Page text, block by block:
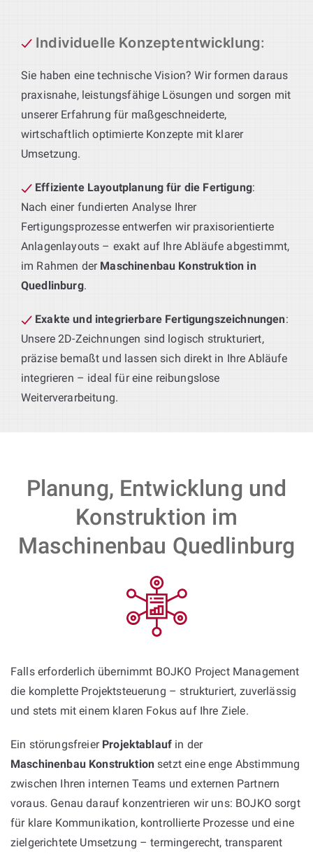
Individuelle Konzeptentwicklung:
Sie haben eine technische Vision? Wir formen daraus
praxisnahe, leistungsfähige Lösungen und sorgen mit
unserer Erfahrung für maßgeschneiderte,
wirtschaftlich optimierte Konzepte mit klarer
Umsetzung.
Effiziente Layoutplanung für die Fertigung:
Nach einer fundierten Analyse Ihrer
Fertigungsprozesse entwerfen wir praxisorientierte
Anlagenlayouts – exakt auf Ihre Abläufe abgestimmt,
im Rahmen der Maschinenbau Konstruktion in
Quedlinburg.
Exakte und integrierbare Fertigungszeichnungen:
Unsere 2D-Zeichnungen sind logisch strukturiert,
präzise bemaßt und lassen sich direkt in Ihre Abläufe
integrieren – ideal für eine reibungslose
Weiterverarbeitung.
Planung, Entwicklung und
Konstruktion im
Maschinenbau Quedlinburg
Falls erforderlich übernimmt BOJKO Project Management
die komplette Projektsteuerung – strukturiert, zuverlässig
und stets mit einem klaren Fokus auf Ihre Ziele.
Ein störungsfreier Projektablauf in der
Maschinenbau Konstruktion setzt eine enge Abstimmung
zwischen Ihren internen Teams und externen Partnern
voraus. Genau darauf konzentrieren wir uns: BOJKO sorgt
für klare Kommunikation, kontrollierte Prozesse und eine
zielgerichtete Umsetzung – termingerecht, transparent